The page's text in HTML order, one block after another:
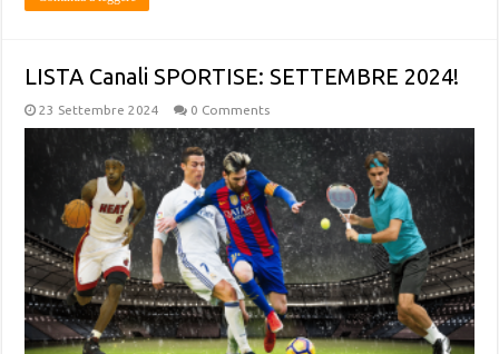
LISTA Canali SPORTISE: SETTEMBRE 2024!
23 Settembre 2024 0 Comments